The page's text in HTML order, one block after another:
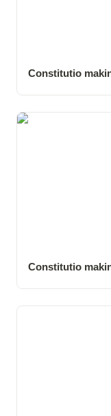
Constitutio
Constitutio making-
Constitutio
Constitutio making-